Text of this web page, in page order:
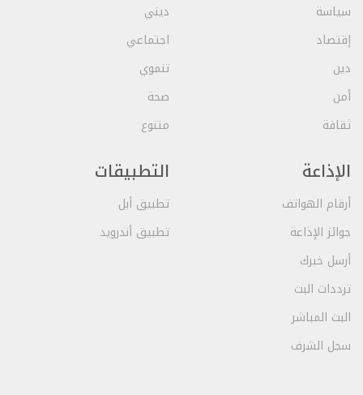
سياسة
إقتصاد
دين
أمن
ثقافة
ديني
اجتماعي
تنموي
صحة
متنوع
الإذاعة
أرقام الهواتف
جوائز الإذاعة
أرسل خبرك
ترددات البث
البث المباشر
سجل الشرف
التطبيقات
تطبيق أبل
تطبيق أندرويد